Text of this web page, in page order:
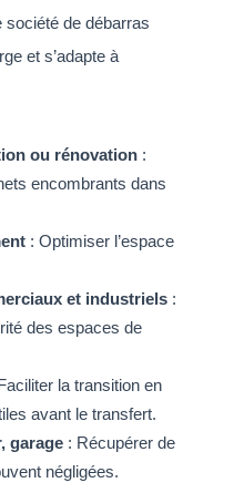
société de débarras
et s’adapte à
ou rénovation:
encombrants dans
: Optimiser l’espace
et industriels:
des espaces de
la transition en
avant le transfert.
garage: Récupérer de
négligées.